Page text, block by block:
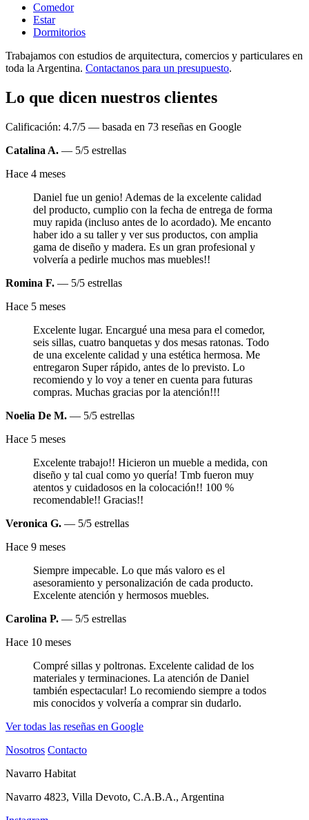
Comedor
Estar
Dormitorios
Trabajamos con estudios de arquitectura, comercios y particulares en
toda la Argentina. Contactanos para un presupuesto.
Lo que dicen nuestros clientes
Calificación: 4.7/5 — basada en 73 reseñas en Google
Catalina A. — 5/5 estrellas
Hace 4 meses
Daniel fue un genio! Ademas de la excelente calidad
del producto, cumplio con la fecha de entrega de forma
muy rapida (incluso antes de lo acordado). Me encanto
haber ido a su taller y ver sus productos, con amplia
gama de diseño y madera. Es un gran profesional y
volvería a pedirle muchos mas muebles!!
Romina F. — 5/5 estrellas
Hace 5 meses
Excelente lugar. Encargué una mesa para el comedor,
seis sillas, cuatro banquetas y dos mesas ratonas. Todo
de una excelente calidad y una estética hermosa. Me
entregaron Super rápido, antes de lo previsto. Lo
recomiendo y lo voy a tener en cuenta para futuras
compras. Muchas gracias por la atención!!!
Noelia De M. — 5/5 estrellas
Hace 5 meses
Excelente trabajo!! Hicieron un mueble a medida, con
diseño y tal cual como yo quería! Tmb fueron muy
atentos y cuidadosos en la colocación!! 100 %
recomendable!! Gracias!!
Veronica G. — 5/5 estrellas
Hace 9 meses
Siempre impecable. Lo que más valoro es el
asesoramiento y personalización de cada producto.
Excelente atención y hermosos muebles.
Carolina P. — 5/5 estrellas
Hace 10 meses
Compré sillas y poltronas. Excelente calidad de los
materiales y terminaciones. La atención de Daniel
también espectacular! Lo recomiendo siempre a todos
mis conocidos y volvería a comprar sin dudarlo.
Ver todas las reseñas en Google
Nosotros Contacto
Navarro Habitat
Navarro 4823, Villa Devoto, C.A.B.A., Argentina